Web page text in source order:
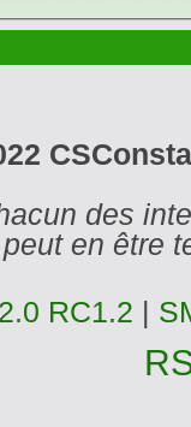
des
en être
RC1.2 |